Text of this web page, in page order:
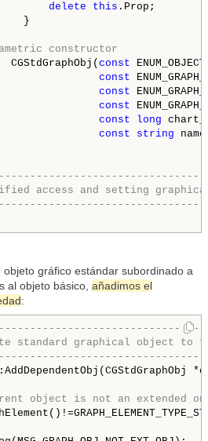
delete
this .Prop;
constructor
const
const
const
const
const
long
const
string
access and setting
gráfico estándar subordinado a
al objeto básico, añadimos el
:
standard graphical object
object is not an extended